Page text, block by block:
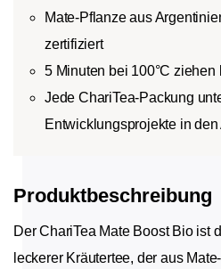
Mate-Pflanze aus
zertifiziert
5 Minuten bei 100°C ziehen
Jede ChariTea-Packung
Entwicklungsprojekte in
Produktbeschreibung
Der ChariTea Mate Boost Bio ist
leckerer Kräutertee, der aus